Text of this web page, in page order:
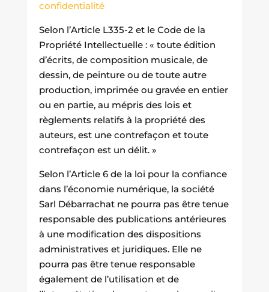
confidentialité
Selon l’Article L335-2 et le Code de la
Propriété Intellectuelle : « toute édition
d’écrits, de composition musicale, de
dessin, de peinture ou de toute autre
production, imprimée ou gravée en entier
ou en partie, au mépris des lois et
règlements relatifs à la propriété des
auteurs, est une contrefaçon et toute
contrefaçon est un délit. »
Selon l’Article 6 de la loi pour la confiance
dans l’économie numérique, la société
Sarl Débarrachat ne pourra pas être tenue
responsable des publications antérieures
à une modification des dispositions
administratives et juridiques. Elle ne
pourra pas être tenue responsable
également de l’utilisation et de